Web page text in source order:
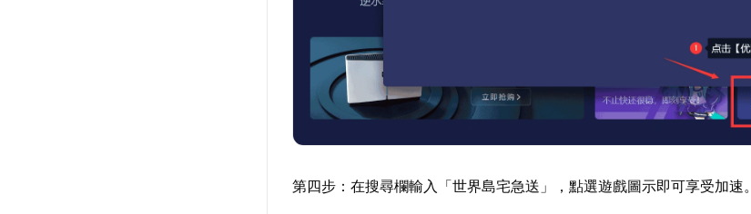
第四步：在搜尋欄輸入「世界島宅急送」，點選遊戲圖示即可享受加速。